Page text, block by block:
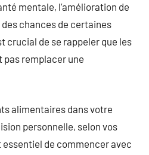
mentale, l’amélioration de
chances de certaines
crucial de se rappeler que les
pas remplacer une
alimentaires dans votre
personnelle, selon vos
de commencer avec